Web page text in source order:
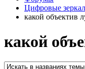
Цифровые
какой объектив
какой